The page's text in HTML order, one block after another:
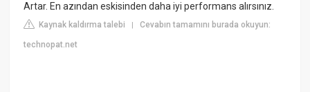
Artar. En azından eskisinden daha iyi performans alırsınız.
Kaynak kaldırma talebi |Cevabın tamamını burada okuyun:
technopat.net